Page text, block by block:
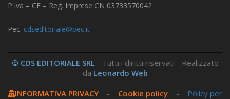
P.Iva – CF – Reg. Imprese CN 03733570042
Pec: cdseditoriale@pec.it
© CDS EDITORIALE SRL - Tutti i diritti riservati - Realizzato
da Leonardo Web
INFORMATIVA PRIVACY- Cookie policy- Policy per